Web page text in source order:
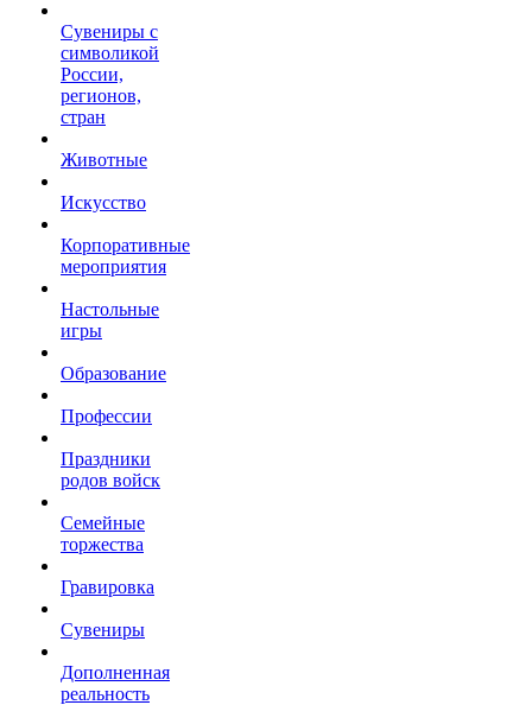
Сувениры с
символикой
России,
регионов,
стран
Животные
Искусство
Корпоративные
мероприятия
Настольные
игры
Образование
Профессии
Праздники
родов войск
Семейные
торжества
Гравировка
Сувениры
Дополненная
реальность